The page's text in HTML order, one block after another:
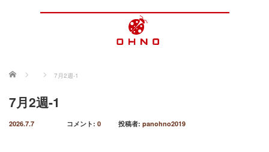
ホーム 7月2週-1
7月2週-1
2026.7.7 コメント: 0 投稿者: panohno2019